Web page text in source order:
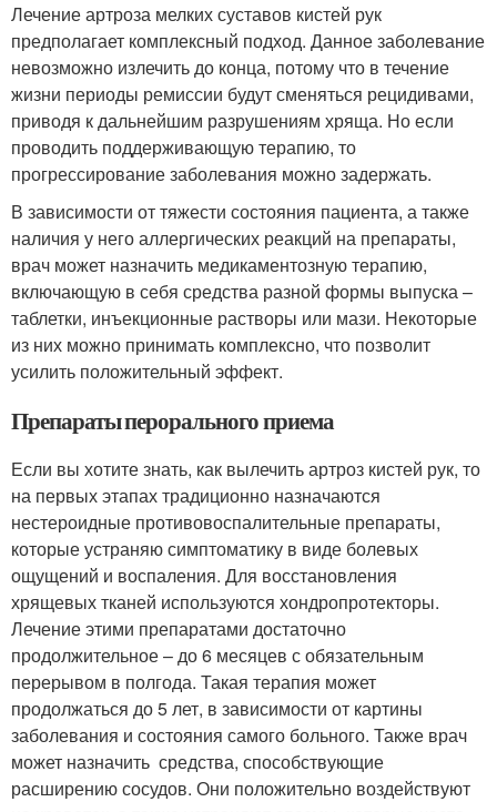
Лечение артроза мелких суставов кистей рук
предполагает комплексный подход. Данное заболевание
невозможно излечить до конца, потому что в течение
жизни периоды ремиссии будут сменяться рецидивами,
приводя к дальнейшим разрушениям хряща. Но если
проводить поддерживающую терапию, то
прогрессирование заболевания можно задержать.
В зависимости от тяжести состояния пациента, а также
наличия у него аллергических реакций на препараты,
врач может назначить медикаментозную терапию,
включающую в себя средства разной формы выпуска –
таблетки, инъекционные растворы или мази. Некоторые
из них можно принимать комплексно, что позволит
усилить положительный эффект.
Препараты перорального приема
Если вы хотите знать, как вылечить артроз кистей рук, то
на первых этапах традиционно назначаются
нестероидные противовоспалительные препараты,
которые устраняю симптоматику в виде болевых
ощущений и воспаления. Для восстановления
хрящевых тканей используются хондропротекторы.
Лечение этими препаратами достаточно
продолжительное – до 6 месяцев с обязательным
перерывом в полгода. Такая терапия может
продолжаться до 5 лет, в зависимости от картины
заболевания и состояния самого больного. Также врач
может назначить средства, способствующие
расширению сосудов. Они положительно воздействуют